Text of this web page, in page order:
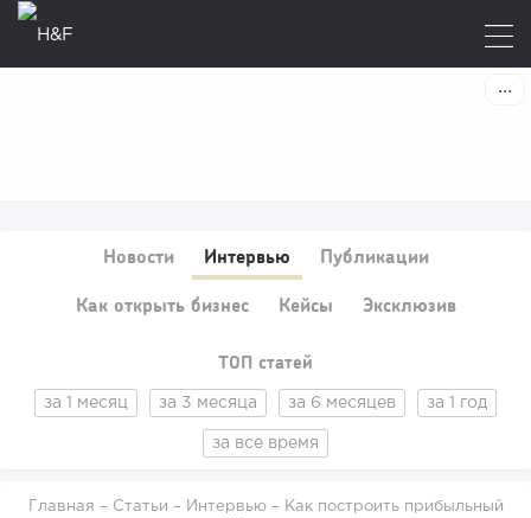
Новости Интервью Публикации
Как открыть бизнес Кейсы Эксклюзив
ТОП статей
за 1 месяц за 3 месяца за 6 месяцев за 1 год
за все время
Главная – Статьи – Интервью